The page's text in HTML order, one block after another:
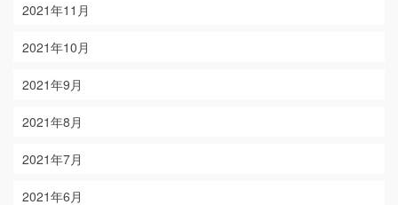
2021年11月
2021年10月
2021年9月
2021年8月
2021年7月
2021年6月